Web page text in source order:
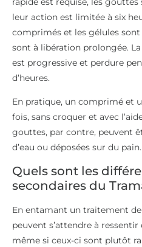
leur action est limitée à six
comprimés et les gélules
sont à libération prolongée.
est progressive et perdure
d’heures.
En pratique, un comprimé et
fois, sans croquer et avec
gouttes, par contre, peuvent
d’eau ou déposées sur du pain.
Quels sont les
secondaires du
En entamant un traitement
peuvent s’attendre à
même si ceux-ci sont plutôt